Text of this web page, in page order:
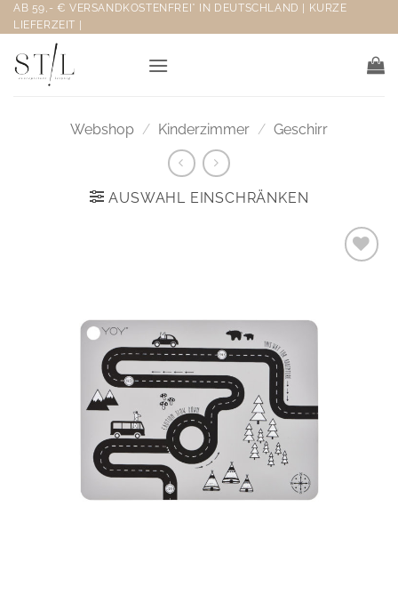
Zum
Inhalt
springen
AB 59,- € VERSANDKOSTENFREI* IN DEUTSCHLAND | KURZE
LIEFERZEIT |
Webshop / Kinderzimmer / Geschirr
AUSWAHL EINSCHRÄNKEN